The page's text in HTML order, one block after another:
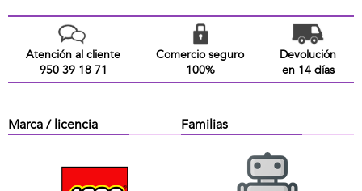
Atención al cliente
950 39 18 71
Comercio seguro
100%
Devolución
en 14 días
Marca / licencia Familias